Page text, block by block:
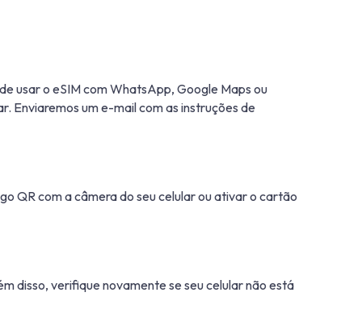
usar o eSIM com WhatsApp, Google Maps ou
Enviaremos um e-mail com as instruções de
QR com a câmera do seu celular ou ativar o cartão
disso, verifique novamente se seu celular não está